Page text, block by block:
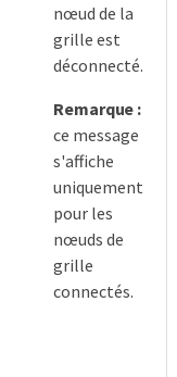
nœud de la
grille est
déconnecté.
Remarque :
ce message
s'affiche
uniquement
pour les
nœuds de
grille
connectés.